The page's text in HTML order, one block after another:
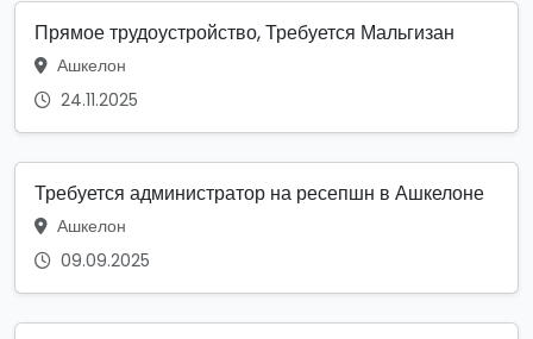
Прямое трудоустройство, Требуется Мальгизан
Ашкелон
24.11.2025
Требуется администратор на ресепшн в Ашкелоне
Ашкелон
09.09.2025